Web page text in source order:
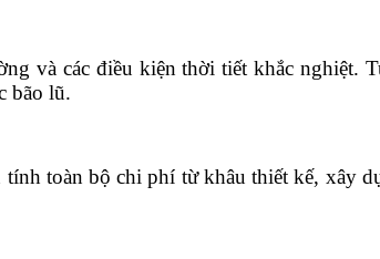
và các điều kiện thời tiết khắc nghiệt.
bão lũ.
toàn bộ chi phí từ khâu thiết kế, xây